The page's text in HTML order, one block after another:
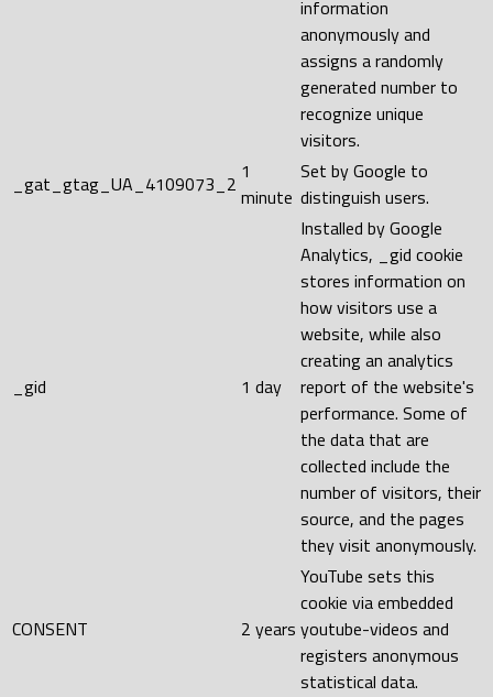
information
anonymously and
assigns a randomly
generated number to
recognize unique
visitors.
_gat_gtag_UA_4109073_2 1
minute
Set by Google to
distinguish users.
_gid 1 day
Installed by Google
Analytics, _gid cookie
stores information on
how visitors use a
website, while also
creating an analytics
report of the website's
performance. Some of
the data that are
collected include the
number of visitors, their
source, and the pages
they visit anonymously.
CONSENT 2 years
YouTube sets this
cookie via embedded
youtube-videos and
registers anonymous
statistical data.